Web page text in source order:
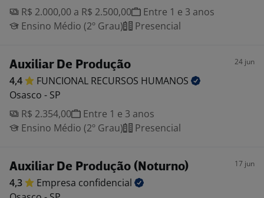
R$ 2.000,00 a R$ 2.500,00
Entre 1 e 3 anos
Ensino Médio (2º Grau)
Presencial
Auxiliar De Produção 24 jun
4,4 FUNCIONAL RECURSOS HUMANOS
Osasco - SP
R$ 2.354,00
Entre 1 e 3 anos
Ensino Médio (2º Grau)
Presencial
Auxiliar De Produção (Noturno) 17 jun
4,3 Empresa confidencial